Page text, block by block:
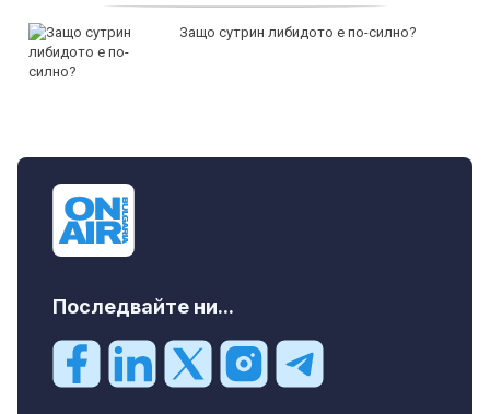
Защо сутрин либидото е по-силно?
Последвайте ни...